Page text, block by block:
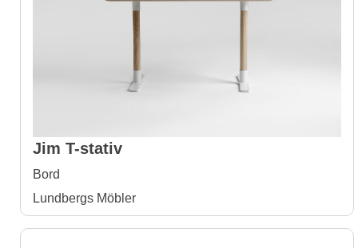
Jim T-stativ
Bord
Lundbergs Möbler